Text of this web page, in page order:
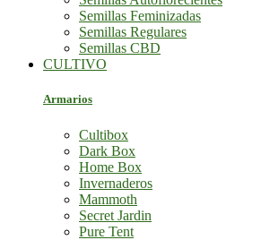
Semillas Feminizadas
Semillas Regulares
Semillas CBD
CULTIVO
Armarios
Cultibox
Dark Box
Home Box
Invernaderos
Mammoth
Secret Jardin
Pure Tent